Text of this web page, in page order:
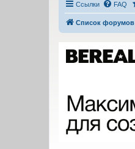
Ссылки FAQ
Список форумов